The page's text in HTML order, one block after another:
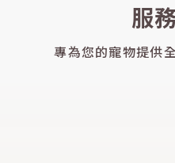
服
專為您的寵物提供